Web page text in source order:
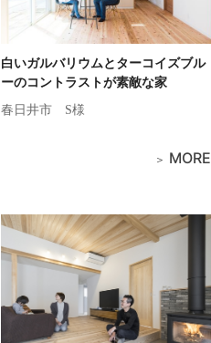
白いガルバリウムとターコイズブル
ーのコントラストが素敵な家
春日井市 S様
MORE